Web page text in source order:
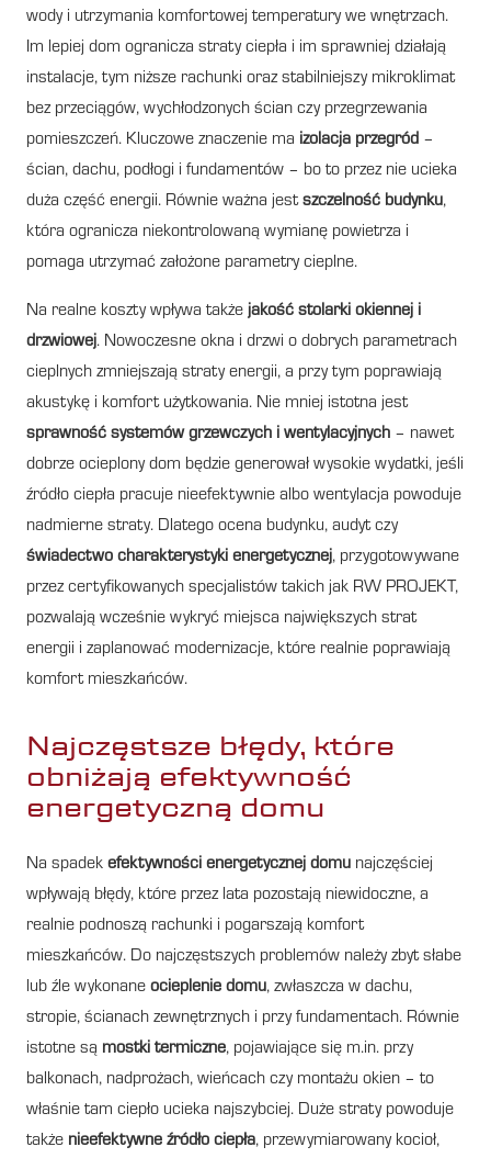
wody i utrzymania komfortowej temperatury we wnętrzach.
Im lepiej dom ogranicza straty ciepła i im sprawniej działają
instalacje, tym niższe rachunki oraz stabilniejszy mikroklimat
bez przeciągów, wychłodzonych ścian czy przegrzewania
pomieszczeń. Kluczowe znaczenie ma izolacja przegród –
ścian, dachu, podłogi i fundamentów – bo to przez nie ucieka
duża część energii. Równie ważna jestszczelność budynku,
która ogranicza niekontrolowaną wymianę powietrza i
pomaga utrzymać założone parametry cieplne.
Na realne koszty wpływa także jakość stolarki okiennej i
drzwiowej. Nowoczesne okna i drzwi o dobrych parametrach
cieplnych zmniejszają straty energii, a przy tym poprawiają
akustykę i komfort użytkowania. Nie mniej istotna jest
sprawność systemów grzewczych i wentylacyjnych – nawet
dobrze ocieplony dom będzie generował wysokie wydatki, jeśli
źródło ciepła pracuje nieefektywnie albo wentylacja powoduje
nadmierne straty. Dlatego ocena budynku, audyt czy
świadectwo charakterystyki energetycznej, przygotowywane
przez certyfikowanych specjalistów takich jak RW PROJEKT,
pozwalają wcześnie wykryć miejsca największych strat
energii i zaplanować modernizacje, które realnie poprawiają
komfort mieszkańców.
Najczęstsze błędy, które
obniżają efektywność
energetyczną domu
Na spadek efektywności energetycznej domu najczęściej
wpływają błędy, które przez lata pozostają niewidoczne, a
realnie podnoszą rachunki i pogarszają komfort
mieszkańców. Do najczęstszych problemów należy zbyt słabe
lub źle wykonane ocieplenie domu, zwłaszcza w dachu,
stropie, ścianach zewnętrznych i przy fundamentach. Równie
istotne są mostki termiczne, pojawiające się m.in. przy
balkonach, nadprożach, wieńcach czy montażu okien – to
właśnie tam ciepło ucieka najszybciej. Duże straty powoduje
także nieefektywne źródło ciepła, przewymiarowany kocioł,